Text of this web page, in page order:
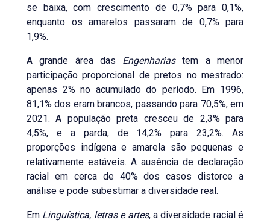
se baixa, com crescimento de 0,7% para 0,1%,
enquanto os amarelos passaram de 0,7% para
1,9%.
A grande área das Engenhariastem a menor
participação proporcional de pretos no mestrado:
apenas 2% no acumulado do período. Em 1996,
81,1% dos eram brancos, passando para 70,5%, em
2021. A população preta cresceu de 2,3% para
4,5%, e a parda, de 14,2% para 23,2%. As
proporções indígena e amarela são pequenas e
relativamente estáveis. A ausência de declaração
racial em cerca de 40% dos casos distorce a
análise e pode subestimar a diversidade real.
Em Linguística, letras e artes, a diversidade racial é